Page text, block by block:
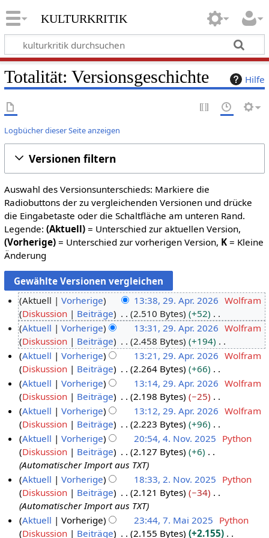
kulturkritik
Hilfe
Totalität: Versionsgeschichte
Logbücher dieser Seite anzeigen
Versionen filtern
Auswahl des Versionsunterschieds: Markiere die
Radiobuttons der zu vergleichenden Versionen und drücke
die Eingabetaste oder die Schaltfläche am unteren Rand.
Legende: (Aktuell)= Unterschied zur aktuellen Version,
(Vorherige)= Unterschied zur vorherigen Version, K= Kleine
Änderung
9
A
0
Aktuell Vorherige 13:38, 29. Apr. 2026 Wolfram
Diskussion
Beiträge 2.510 Bytes
+52
K
e
i
n
e
B
e
a
r
b
e
i
t
u
n
g
Aktuell Vorherige 13:31, 29. Apr. 2026 Wolfram
Diskussion
Beiträge 2.458 Bytes
+194
K
e
i
n
e
B
e
a
r
b
e
i
t
u
Aktuell Vorherige 13:21, 29. Apr. 2026 Wolfram
Diskussion
Beiträge 2.264 Bytes
+66
K
e
i
n
e
B
e
a
r
b
e
i
Aktuell Vorherige 13:14, 29. Apr. 2026 Wolfram
Diskussion
Beiträge 2.198 Bytes
−25
K
e
i
n
e
B
e
a
r
b
Aktuell Vorherige 13:12, 29. Apr. 2026 Wolfram
Diskussion
Beiträge 2.223 Bytes
+96
K
e
i
n
e
B
e
a
N
e
Aktuell Vorherige 20:54, 4. Nov. 2025 Python
Diskussion
Beiträge 2.127 Bytes
+6
Automatischer Import aus TXT
N
Aktuell Vorherige 18:33, 2. Nov. 2025 Python
Diskussion
Beiträge 2.121 Bytes
−34
Automatischer Import aus TXT
Aktuell Vorherige 23:44, 7. Mai 2025 Python
Diskussion
Beiträge 2.155 Bytes +2.155